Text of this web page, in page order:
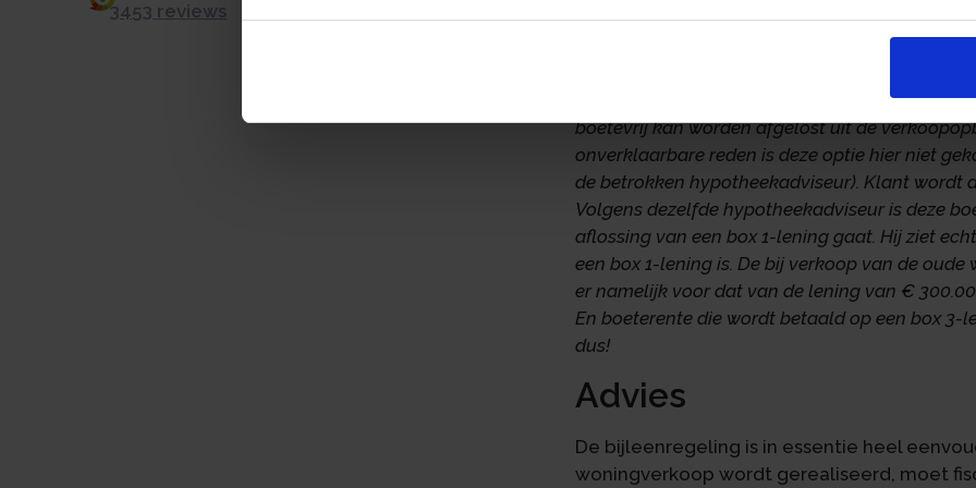
3453 reviews
woning van € 300.000. Op zich een goede
problemen geven. Echter, tot mijn grote
daarop boetevrij af te lossen uit de
wordt een gedeelte van de nieuwe lening
boetevrij kan worden afgelost uit de
onverklaarbare reden is deze optie hier niet
de betrokken hypotheekadviseur). Klant wordt
Volgens dezelfde hypotheekadviseur is deze
aflossing van een box 1-lening gaat. Hij ziet
een box 1-lening is. De bij verkoop van de
er namelijk voor dat van de lening van €
En boeterente die wordt betaald op een box 3-
dus!
Advies
De bijleenregeling is in essentie heel
woningverkoop wordt gerealiseerd, moet